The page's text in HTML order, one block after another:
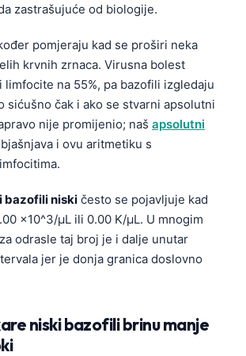
zastrašujuće od biologije.
pomjeraju kad se proširi neka
krvnih zrnaca. Virusna bolest
limfocite na 55%, pa bazofili izgledaju
sićušno čak i ako se stvarni apsolutni
nije promijenio; naš apsolutni
i ovu aritmetiku s
bazofili niski često se pojavljuje kad
x10^3/µL ili 0.00 K/µL. U mnogim
odrasle taj broj je i dalje unutar
jer je donja granica doslovno
niski bazofili brinu manje